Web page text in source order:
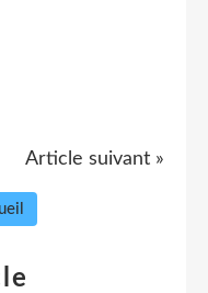
Article suivant »